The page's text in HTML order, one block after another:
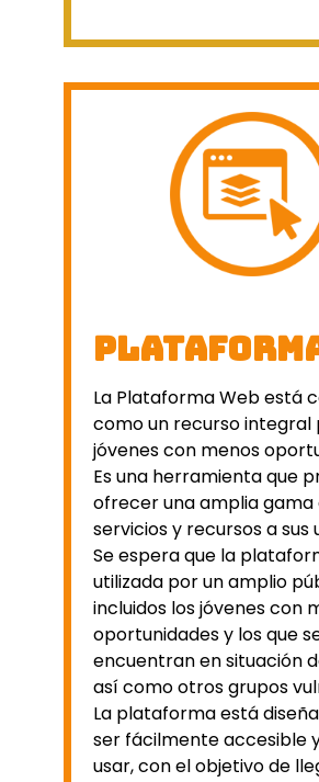
La Plataforma Web está
como un recurso integral
jóvenes con menos
Es una herramienta que
ofrecer una amplia gama
servicios y recursos a sus
Se espera que la
utilizada por un amplio
incluidos los jóvenes con
oportunidades y los que
encuentran en situación
así como otros grupos
La plataforma está
ser fácilmente accesible
usar, con el objetivo de